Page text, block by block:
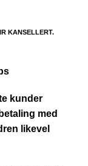
KANSELLERT.
kunder
med
likevel